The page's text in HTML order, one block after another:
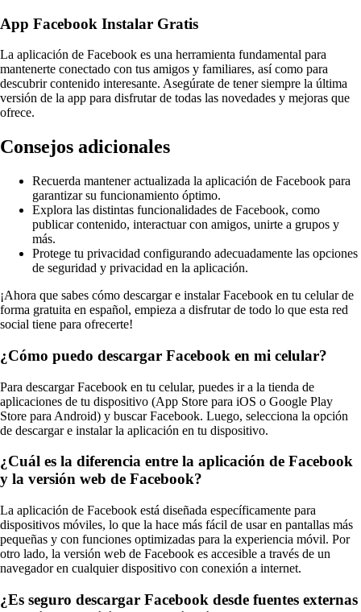
App Facebook Instalar Gratis
La aplicación de Facebook es una herramienta fundamental para
mantenerte conectado con tus amigos y familiares, así como para
descubrir contenido interesante. Asegúrate de tener siempre la última
versión de la app para disfrutar de todas las novedades y mejoras que
ofrece.
Consejos adicionales
Recuerda mantener actualizada la aplicación de Facebook para
garantizar su funcionamiento óptimo.
Explora las distintas funcionalidades de Facebook, como
publicar contenido, interactuar con amigos, unirte a grupos y
más.
Protege tu privacidad configurando adecuadamente las opciones
de seguridad y privacidad en la aplicación.
¡Ahora que sabes cómo descargar e instalar Facebook en tu celular de
forma gratuita en español, empieza a disfrutar de todo lo que esta red
social tiene para ofrecerte!
¿Cómo puedo descargar Facebook en mi celular?
Para descargar Facebook en tu celular, puedes ir a la tienda de
aplicaciones de tu dispositivo (App Store para iOS o Google Play
Store para Android) y buscar Facebook. Luego, selecciona la opción
de descargar e instalar la aplicación en tu dispositivo.
¿Cuál es la diferencia entre la aplicación de Facebook
y la versión web de Facebook?
La aplicación de Facebook está diseñada específicamente para
dispositivos móviles, lo que la hace más fácil de usar en pantallas más
pequeñas y con funciones optimizadas para la experiencia móvil. Por
otro lado, la versión web de Facebook es accesible a través de un
navegador en cualquier dispositivo con conexión a internet.
¿Es seguro descargar Facebook desde fuentes externas